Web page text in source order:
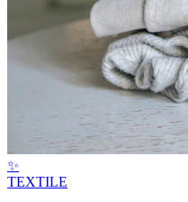
✨
TEXTILE